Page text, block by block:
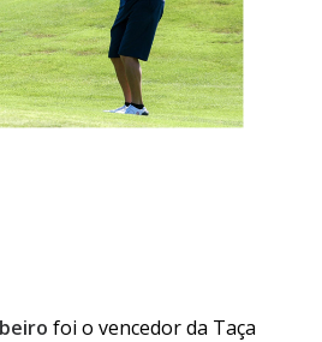
foi o vencedor da Taça